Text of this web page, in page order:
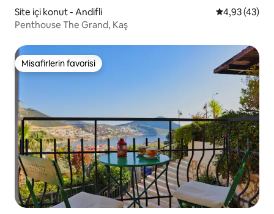
Site içi konut - Andifli 5 üzerinden
4,93 (43)
Penthouse The Grand, Kaş
Misafirlerin favorisi
Misafirlerin favorisi